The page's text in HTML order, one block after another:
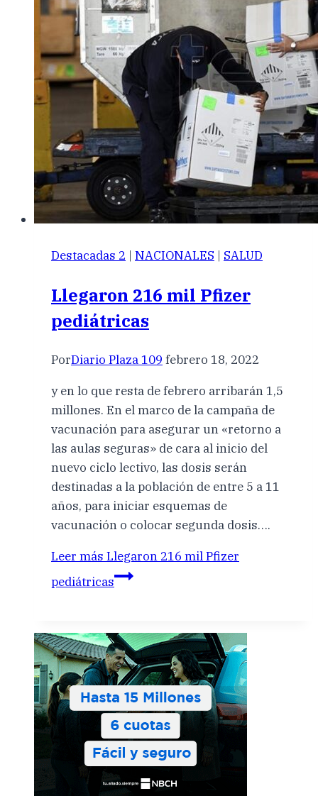
Destacadas 2 | NACIONALES | SALUD
Llegaron 216 mil Pfizer
pediátricas
PorDiario Plaza 109 febrero 18, 2022
y en lo que resta de febrero arribarán 1,5
millones. En el marco de la campaña de
vacunación para asegurar un «retorno a
las aulas seguras» de cara al inicio del
nuevo ciclo lectivo, las dosis serán
destinadas a la población de entre 5 a 11
años, para iniciar esquemas de
vacunación o colocar segunda dosis….
Leer más Llegaron 216 mil Pfizer
pediátricas